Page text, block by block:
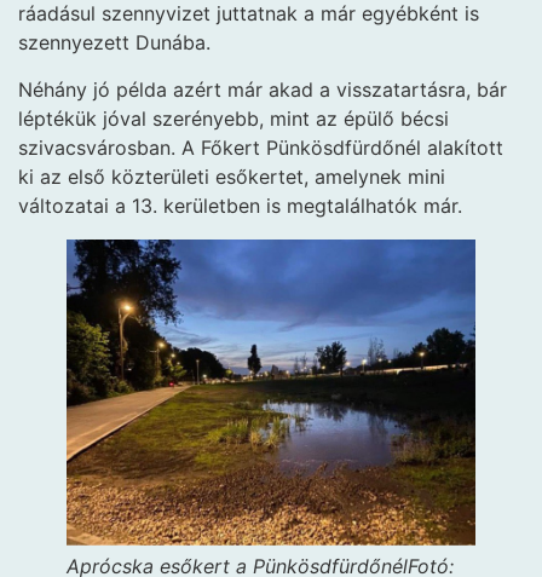
ráadásul szennyvizet juttatnak a már egyébként is
szennyezett Dunába.
Néhány jó példa azért már akad a visszatartásra, bár
léptékük jóval szerényebb, mint az épülő bécsi
szivacsvárosban. A Főkert Pünkösdfürdőnél alakított
ki az első közterületi esőkertet, amelynek mini
változatai a 13. kerületben is megtalálhatók már.
Aprócska esőkert a PünkösdfürdőnélFotó: